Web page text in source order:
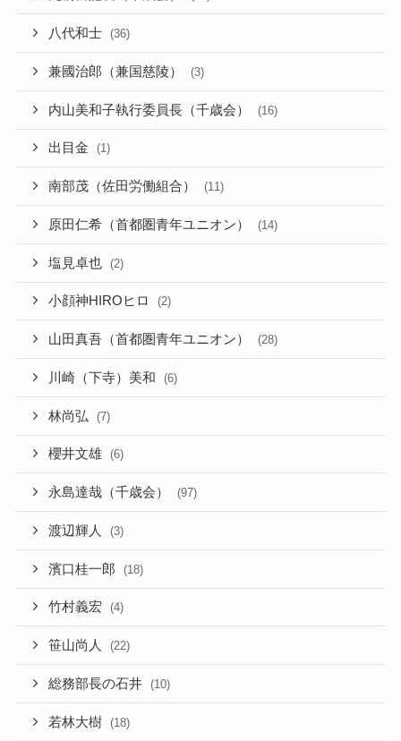
八代和士 (36)
兼國治郎（兼国慈陵） (3)
内山美和子執行委員長（千歳会） (16)
出目金 (1)
南部茂（佐田労働組合） (11)
原田仁希（首都圏青年ユニオン） (14)
塩見卓也 (2)
小顔神HIROヒロ (2)
山田真吾（首都圏青年ユニオン） (28)
川崎（下寺）美和 (6)
林尚弘 (7)
櫻井文雄 (6)
永島達哉（千歳会） (97)
渡辺輝人 (3)
濱口桂一郎 (18)
竹村義宏 (4)
笹山尚人 (22)
総務部長の石井 (10)
若林大樹 (18)